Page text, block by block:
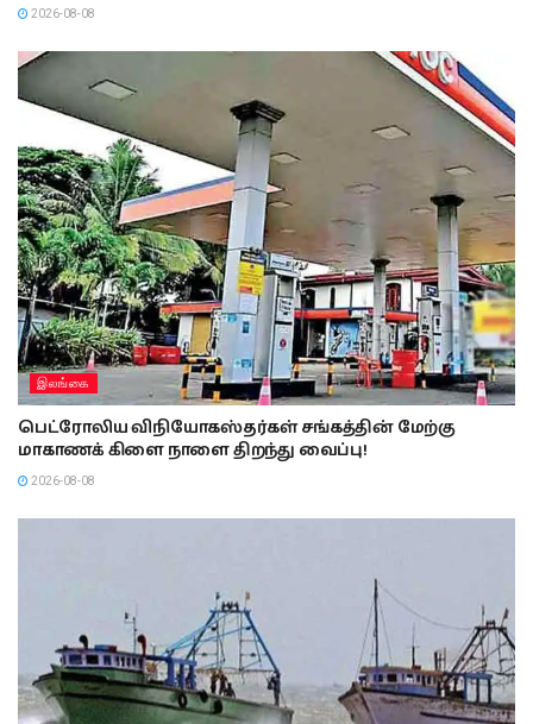
2026-08-08
இலங்கை
பெட்ரோலிய விநியோகஸ்தர்கள் சங்கத்தின் மேற்கு
மாகாணக் கிளை நாளை திறந்து வைப்பு!
2026-08-08